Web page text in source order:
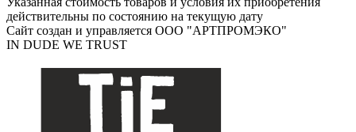
действительны по состоянию на текущую дату
Сайт создан и управляется ООО "АРТПРОМЭКО"
IN DUDE WE TRUST